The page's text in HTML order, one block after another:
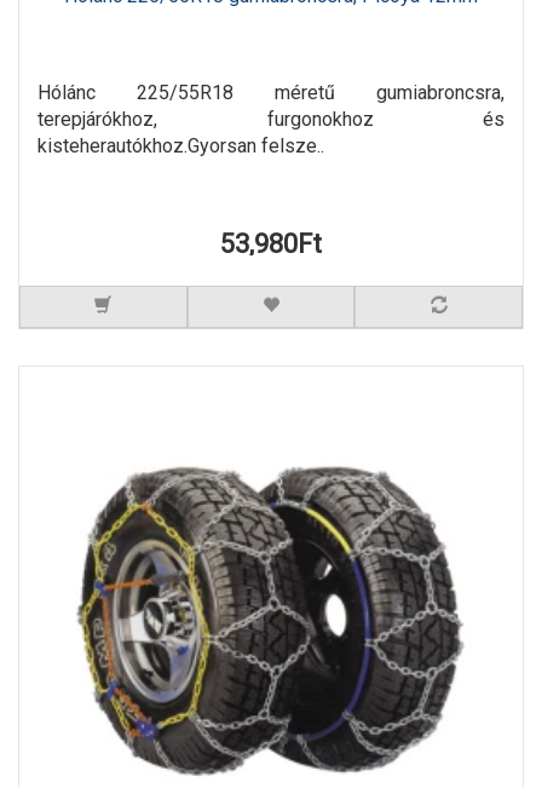
Hólánc 225/55R18 méretű gumiabroncsra,
terepjárókhoz, furgonokhoz és
kisteherautókhoz.Gyorsan felsze..
53,980Ft